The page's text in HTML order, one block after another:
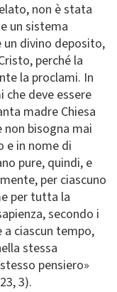
non è stata
un sistema
divino deposito,
perché la
la proclami. In
che deve essere
madre Chiesa
bisogna mai
e in nome di
pure, quindi, e
per ciascuno
per tutta la
secondo i
a ciascun tempo,
stessa
pensiero»
3).